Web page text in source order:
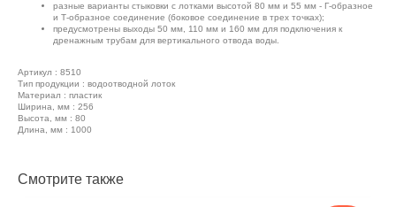
разные варианты стыковки с лотками высотой 80 мм и 55 мм - Г-образное
и Т-образное соединение (боковое соединение в трех точках);
предусмотрены выходы 50 мм, 110 мм и 160 мм для подключения к
дренажным трубам для вертикального отвода воды.
Артикул : 8510
Тип продукции : водоотводной лоток
Материал : пластик
Ширина, мм : 256
Высота, мм : 80
Длина, мм : 1000
Смотрите также